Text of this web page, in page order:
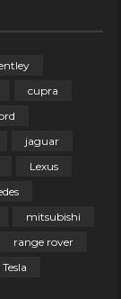
cupra
jaguar
Lexus
mitsubishi
range rover
Tesla